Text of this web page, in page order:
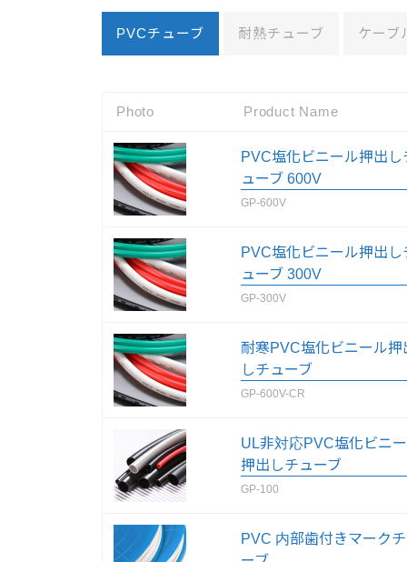
PVCチューブ 耐熱チューブ ケーブ
Photo Product Name
PVC塩化ビニール押出し
ューブ 600V
GP-600V
PVC塩化ビニール押出し
ューブ 300V
GP-300V
耐寒PVC塩化ビニール押
しチューブ
GP-600V-CR
UL非対応PVC塩化ビニ
押出しチューブ
GP-100
PVC 内部歯付きマーク